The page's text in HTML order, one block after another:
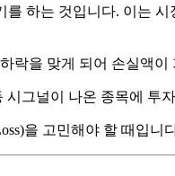
하는 것입니다. 이는
락을 맞게 되어 손실액
그널이 나온 종목에 투
을 고민해야 할 때입니